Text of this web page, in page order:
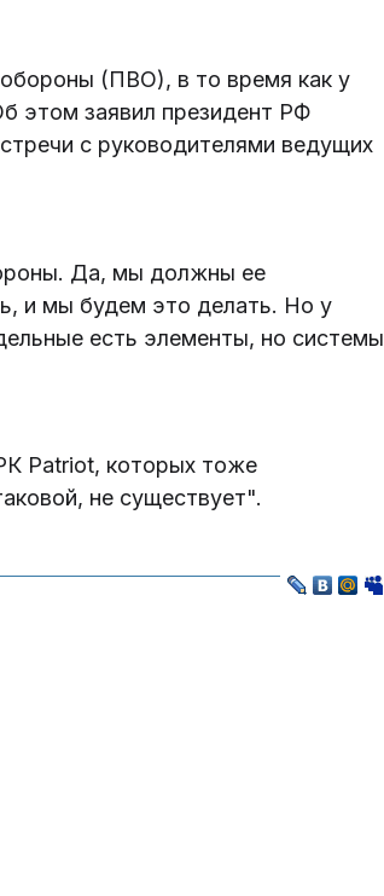
(ПВО), в то время как у
этом заявил президент РФ
с руководителями ведущих
Да, мы должны ее
и мы будем это делать. Но у
есть элементы, но системы
Patriot, которых тоже
не существует".